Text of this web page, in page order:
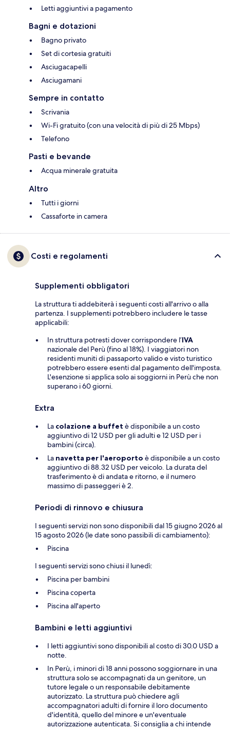
Letti aggiuntivi a pagamento
Bagni e dotazioni
Bagno privato
Set di cortesia gratuiti
Asciugacapelli
Asciugamani
Sempre in contatto
Scrivania
Wi-Fi gratuito (con una velocità di più di 25 Mbps)
Telefono
Pasti e bevande
Acqua minerale gratuita
Altro
Tutti i giorni
Cassaforte in camera
Costi e regolamenti
Supplementi obbligatori
La struttura ti addebiterà i seguenti costi all'arrivo o alla
partenza. I supplementi potrebbero includere le tasse
applicabili:
In struttura potresti dover corrispondere l’IVA
nazionale del Perù (fino al 18%). I viaggiatori non
residenti muniti di passaporto valido e visto turistico
potrebbero essere esenti dal pagamento dell'imposta.
L'esenzione si applica solo ai soggiorni in Perù che non
superano i 60 giorni.
Extra
La colazione a buffet è disponibile a un costo
aggiuntivo di 12 USD per gli adulti e 12 USD per i
bambini (circa).
La navetta per l'aeroporto è disponibile a un costo
aggiuntivo di 88.32 USD per veicolo. La durata del
trasferimento è di andata e ritorno, e il numero
massimo di passeggeri è 2.
Periodi di rinnovo e chiusura
I seguenti servizi non sono disponibili dal 15 giugno 2026 al
15 agosto 2026 (le date sono passibili di cambiamento):
Piscina
I seguenti servizi sono chiusi il lunedì:
Piscina per bambini
Piscina coperta
Piscina all'aperto
Bambini e letti aggiuntivi
I letti aggiuntivi sono disponibili al costo di 30.0 USD a
notte.
In Perù, i minori di 18 anni possono soggiornare in una
struttura solo se accompagnati da un genitore, un
tutore legale o un responsabile debitamente
autorizzato. La struttura può chiedere agli
accompagnatori adulti di fornire il loro documento
d'identità, quello del minore e un'eventuale
autorizzazione autenticata. Si consiglia a chi intende